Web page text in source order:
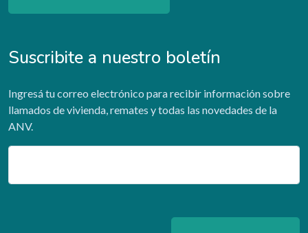
Suscribite a nuestro boletín
Ingresá tu correo electrónico para recibir información sobre
llamados de vivienda, remates y todas las novedades de la
ANV.
Email